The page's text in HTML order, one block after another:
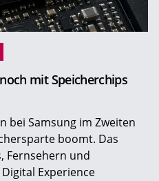
mit Speicherchips
bei Samsung im Zweiten
boomt. Das
Fernsehern und
Experience